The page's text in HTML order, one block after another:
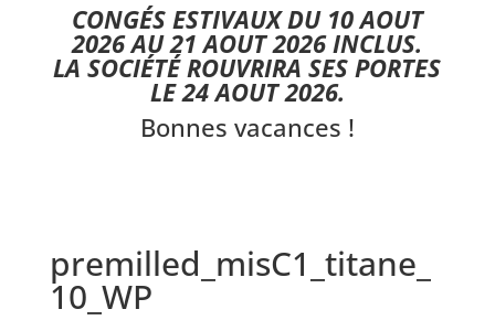
CONGÉS ESTIVAUX DU 10 AOUT
2026 AU 21 AOUT 2026 INCLUS.
LA SOCIÉTÉ ROUVRIRA SES PORTES
LE 24 AOUT 2026.
Bonnes vacances !
premilled_misC1_titane_
10_WP